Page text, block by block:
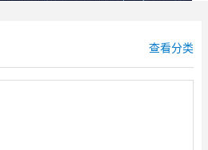
查看分类